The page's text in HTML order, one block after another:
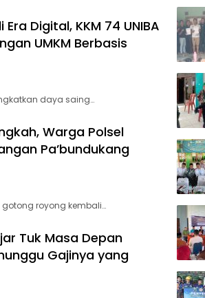
Digital, KKM 74 UNIBA
UMKM Berbasis
daya saing…
Warga Polsel
Pa’bundukang
gotong royong kembali…
Tuk Masa Depan
Gajinya yang